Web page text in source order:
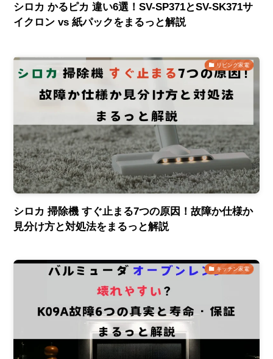
シロカ かるピカ 違い6選！SV-SP371とSV-SK371サ
イクロン vs 紙パックをまるっと解説
リビング家電
シロカ 掃除機 すぐ止まる7つの原因！故障か仕様か
見分け方と対処法をまるっと解説
キッチン家電